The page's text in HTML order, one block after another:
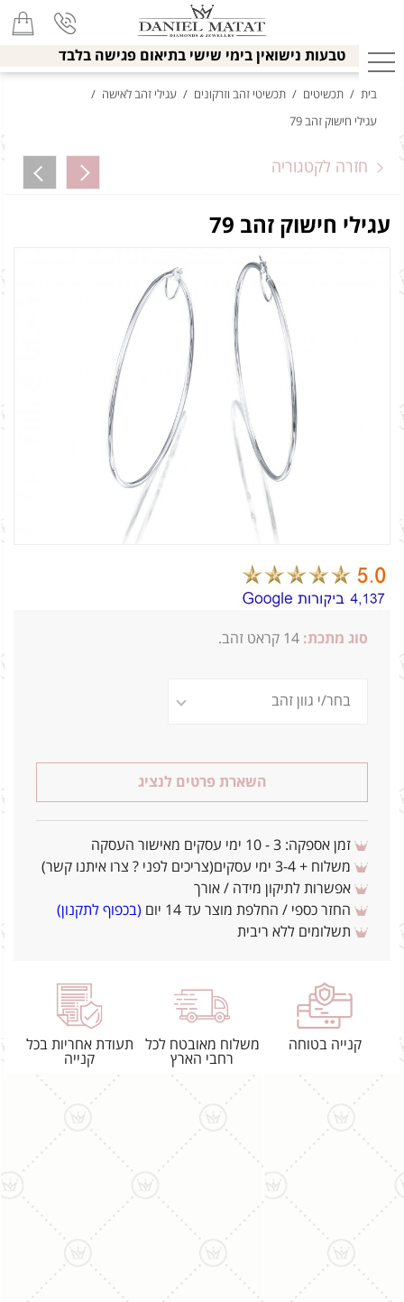
טבעות נישואין בימי שישי בתיאום פגישה בלבד
בית / תכשיטים / תכשיטי זהב וזרקונים / עגילי זהב לאישה /
עגילי חישוק זהב 79
חזרה לקטגוריה
עגילי חישוק זהב 79
סוג מתכת: 14 קראט זהב.
השארת פרטים לנציג
זמן אספקה: 3 - 10 ימי עסקים מאישור העסקה
משלוח + 3-4 ימי עסקים(צריכים לפני ? צרו איתנו קשר)
אפשרות לתיקון מידה / אורך
החזר כספי / החלפת מוצר עד 14 יום
(בכפוף לתקנון)
תשלומים ללא ריבית
קנייה בטוחה
משלוח מאובטח לכל
רחבי הארץ
תעודת אחריות בכל
קנייה